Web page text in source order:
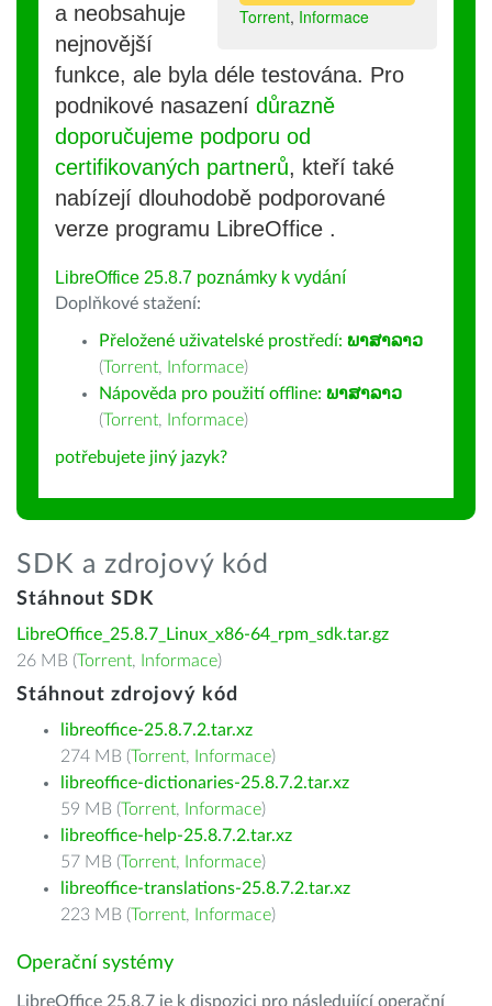
Torrent, Informace
a neobsahuje
nejnovější
funkce, ale byla déle testována. Pro
podnikové nasazení důrazně
doporučujeme podporu od
certifikovaných partnerů, kteří také
nabízejí dlouhodobě podporované
verze programu LibreOffice .
LibreOffice 25.8.7 poznámky k vydání
Doplňkové stažení:
Přeložené uživatelské prostředí: ພາສາລາວ
(Torrent, Informace)
Nápověda pro použití offline: ພາສາລາວ
(Torrent, Informace)
potřebujete jiný jazyk?
SDK a zdrojový kód
Stáhnout SDK
LibreOffice_25.8.7_Linux_x86-64_rpm_sdk.tar.gz
26 MB (Torrent, Informace)
Stáhnout zdrojový kód
libreoffice-25.8.7.2.tar.xz
274 MB (Torrent, Informace)
libreoffice-dictionaries-25.8.7.2.tar.xz
59 MB (Torrent, Informace)
libreoffice-help-25.8.7.2.tar.xz
57 MB (Torrent, Informace)
libreoffice-translations-25.8.7.2.tar.xz
223 MB (Torrent, Informace)
Operační systémy
LibreOffice 25.8.7 je k dispozici pro následující operační